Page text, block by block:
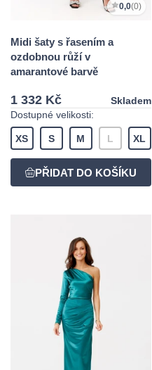
0,0(0)
Midi šaty s řasením a
ozdobnou růží v
amarantové barvě
1 332 Kč
Skladem
Dostupné velikosti:
XS S M L XL